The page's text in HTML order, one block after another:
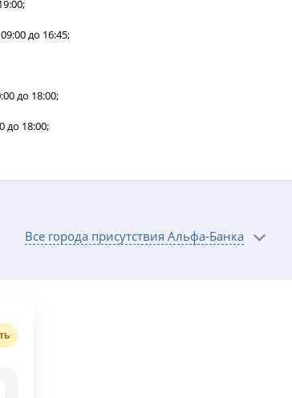
до 16:45;
до 18:00;
до 18:00;
Все города присутствия Альфа-Банка